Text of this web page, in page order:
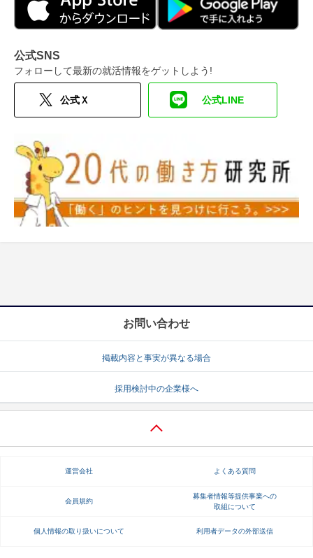
公式SNS
フォローして最新の就活情報をゲットしよう!
お問い合わせ
掲載内容と事実が異なる場合
採用検討中の企業様へ
運営会社 よくある質問
会員規約
募集者情報等提供事業への
取組について
個人情報の取り扱いについて 利用者データの外部送信